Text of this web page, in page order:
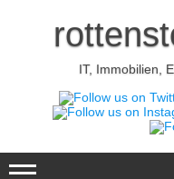
IT, Immobilien,